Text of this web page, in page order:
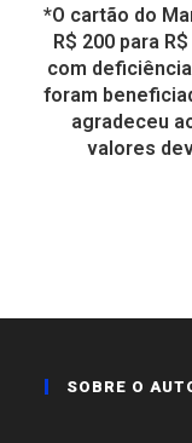
*O cartão do
R$ 200 para
com
foram
agradeceu
valores
SOBRE O